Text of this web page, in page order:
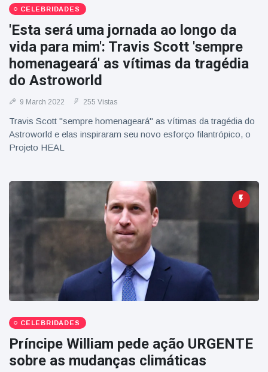
CELEBRIDADES
'Esta será uma jornada ao longo da
vida para mim': Travis Scott 'sempre
homenageará' as vítimas da tragédia
do Astroworld
9 March 2022 255 Vistas
Travis Scott "sempre homenageará" as vítimas da tragédia do
Astroworld e elas inspiraram seu novo esforço filantrópico, o
Projeto HEAL
CELEBRIDADES
Príncipe William pede ação URGENTE
sobre as mudanças climáticas